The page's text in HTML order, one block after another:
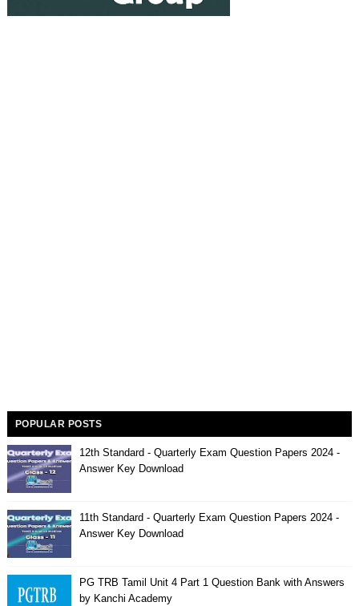
POPULAR POSTS
12th Standard - Quarterly Exam Question Papers 2024 -
Answer Key Download
11th Standard - Quarterly Exam Question Papers 2024 -
Answer Key Download
PG TRB Tamil Unit 4 Part 1 Question Bank with Answers
by Kanchi Academy